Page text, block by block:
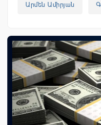
Արմեն Ամիրյան